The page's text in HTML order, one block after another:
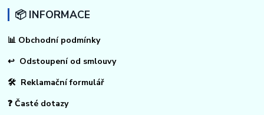
📦 INFORMACE
📊 Obchodní podmínky
↩ Odstoupení od smlouvy
🛠 Reklamační formulář
❓ Časté dotazy